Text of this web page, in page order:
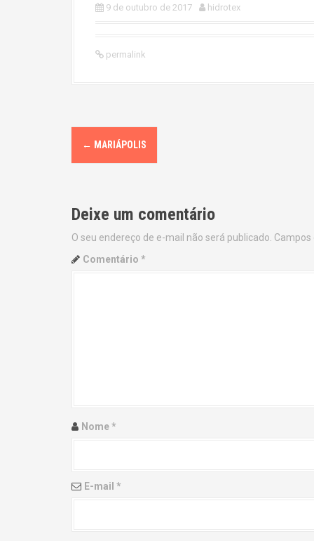
9 de outubro de 2017 hidrotex
permalink
P
o
t
n
n
← MARIÁPOLIS
Deixe um comentário
O seu endereço de e-mail não será publicado.
Comentário *
Nome*
E-mail *